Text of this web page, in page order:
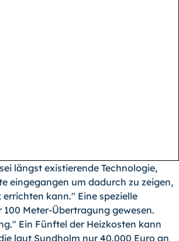
längst existierende Technologie,
eingegangen um dadurch zu zeigen,
kann." Eine spezielle
Meter-Übertragung gewesen.
Ein Fünftel der Heizkosten kann
laut Sundholm nur 40.000 Euro an